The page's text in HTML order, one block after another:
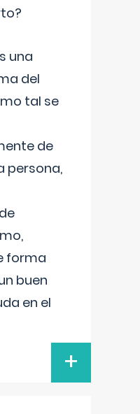
una
del
tal se
de
persona,
forma
buen
en el
+